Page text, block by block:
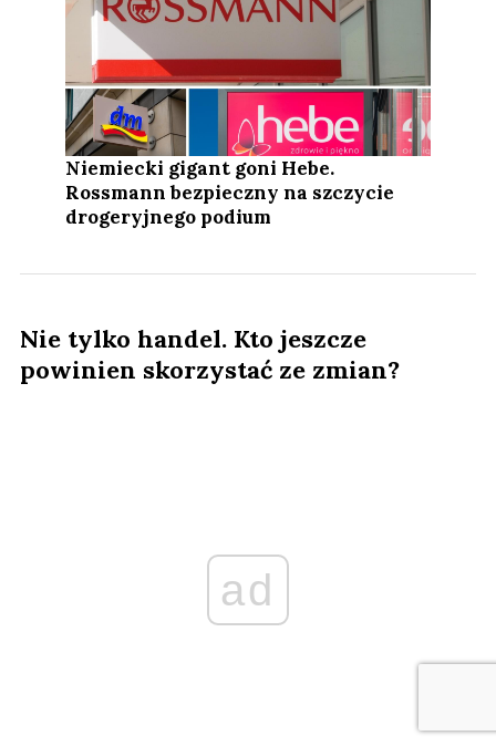
Niemiecki gigant goni Hebe.
Rossmann bezpieczny na szczycie
drogeryjnego podium
Nie tylko handel. Kto jeszcze
powinien skorzystać ze zmian?
ad